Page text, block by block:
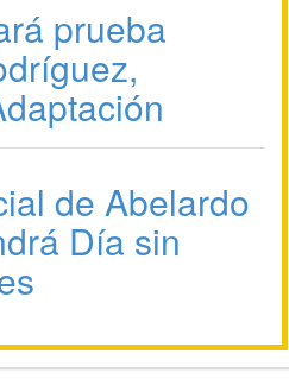
prueba
de Abelardo
Día sin